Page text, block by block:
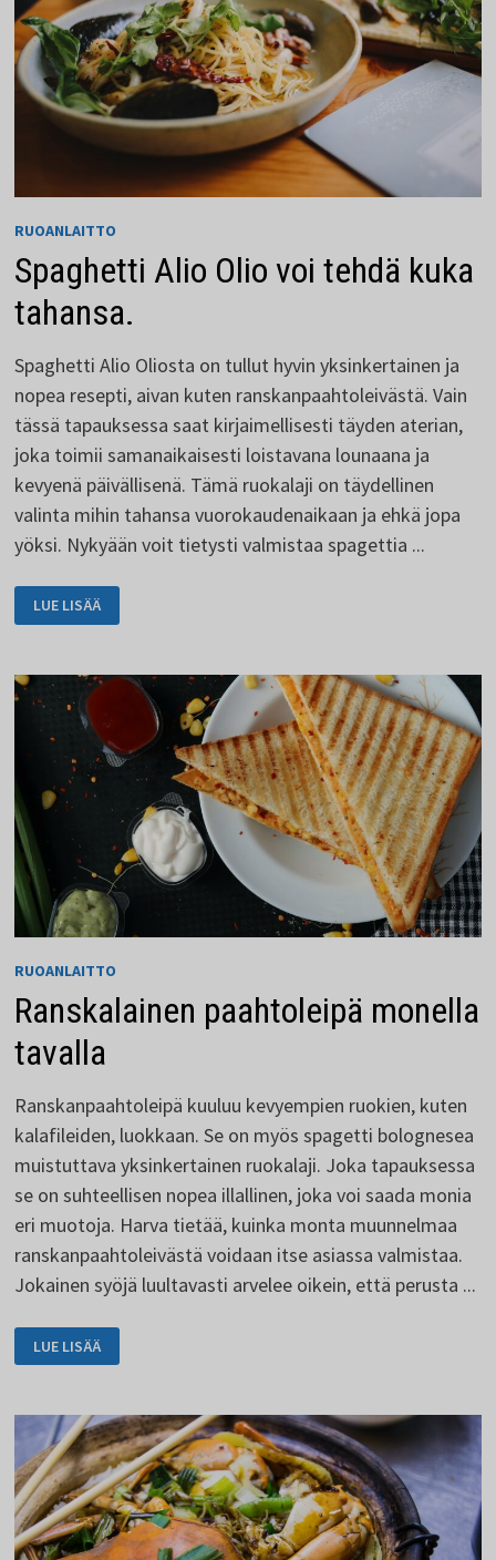
RUOANLAITTO
Spaghetti Alio Olio voi tehdä kuka
tahansa.
Spaghetti Alio Oliosta on tullut hyvin yksinkertainen ja
nopea resepti, aivan kuten ranskanpaahtoleivästä. Vain
tässä tapauksessa saat kirjaimellisesti täyden aterian,
joka toimii samanaikaisesti loistavana lounaana ja
kevyenä päivällisenä. Tämä ruokalaji on täydellinen
valinta mihin tahansa vuorokaudenaikaan ja ehkä jopa
yöksi. Nykyään voit tietysti valmistaa spagettia ...
SPAGHETTI
ALIO
OLIO
KUKA
TAHANSA.
LUE LISÄÄ
RUOANLAITTO
Ranskalainen paahtoleipä monella
tavalla
Ranskanpaahtoleipä kuuluu kevyempien ruokien, kuten
kalafileiden, luokkaan. Se on myös spagetti bolognesea
muistuttava yksinkertainen ruokalaji. Joka tapauksessa
se on suhteellisen nopea illallinen, joka voi saada monia
eri muotoja. Harva tietää, kuinka monta muunnelmaa
ranskanpaahtoleivästä voidaan itse asiassa valmistaa.
Jokainen syöjä luultavasti arvelee oikein, että perusta ...
RANSKALAINEN
PAAHTOLEIPÄ
MONELLA
LUE LISÄÄ